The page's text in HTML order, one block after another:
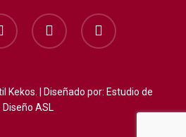
whatsapp phone
Kekos. | Diseñado por: Estudio de
Diseño ASL